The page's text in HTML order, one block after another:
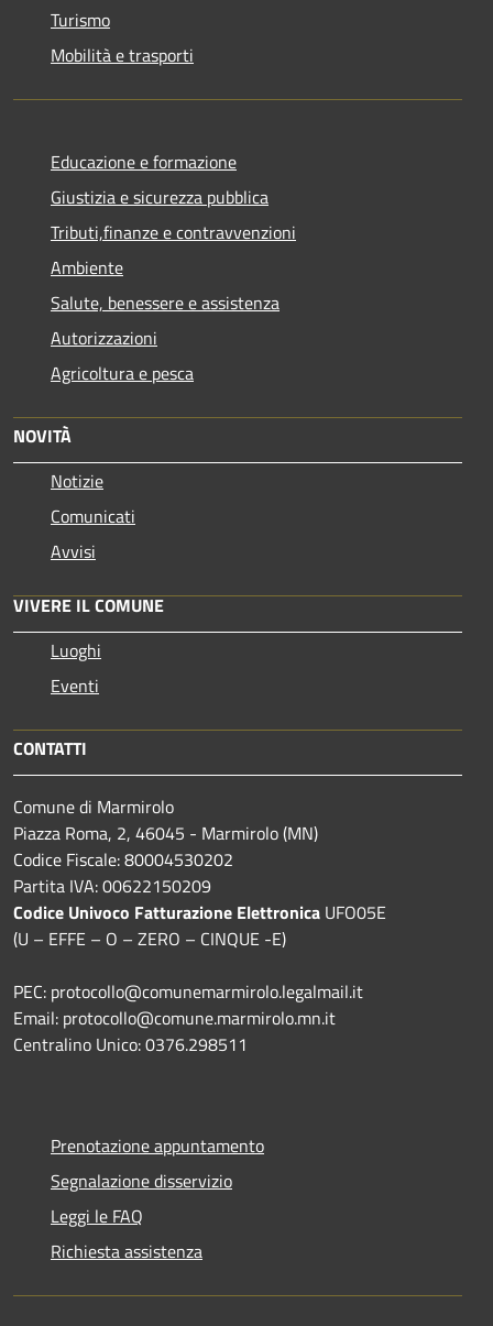
Turismo
Mobilità e trasporti
Educazione e formazione
Giustizia e sicurezza pubblica
Tributi,finanze e contravvenzioni
Ambiente
Salute, benessere e assistenza
Autorizzazioni
Agricoltura e pesca
NOVITÀ
Notizie
Comunicati
Avvisi
VIVERE IL COMUNE
Luoghi
Eventi
CONTATTI
Comune di Marmirolo
Piazza Roma, 2, 46045 - Marmirolo (MN)
Codice Fiscale: 80004530202
Partita IVA: 00622150209
Codice Univoco Fatturazione Elettronica UFO05E
(U – EFFE – O – ZERO – CINQUE -E)
PEC: protocollo@comunemarmirolo.legalmail.it
Email: protocollo@comune.marmirolo.mn.it
Centralino Unico: 0376.298511
Prenotazione appuntamento
Segnalazione disservizio
Leggi le FAQ
Richiesta assistenza